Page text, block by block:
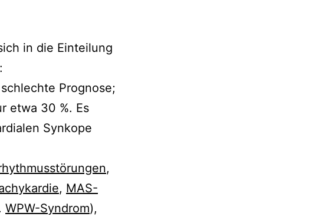
in die Einteilung
Prognose;
etwa 30 %. Es
Synkope
,
, MAS-
WPW-Syndrom),